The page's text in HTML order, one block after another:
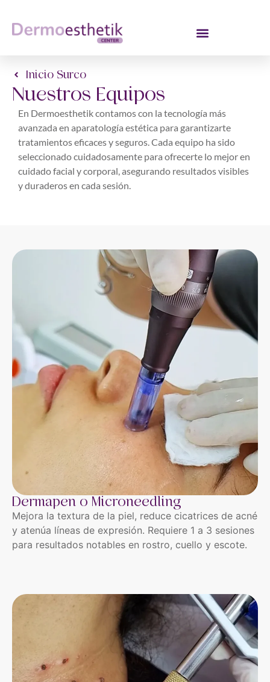
Inicio Surco
Nuestros Equipos
En Dermoesthetik contamos con la tecnología más
avanzada en aparatología estética para garantizarte
tratamientos eficaces y seguros. Cada equipo ha sido
seleccionado cuidadosamente para ofrecerte lo mejor en
cuidado facial y corporal, asegurando resultados visibles
y duraderos en cada sesión.
Dermapen o Microneedling
Mejora la textura de la piel, reduce cicatrices de acné
y atenúa líneas de expresión. Requiere 1 a 3 sesiones
para resultados notables en rostro, cuello y escote.